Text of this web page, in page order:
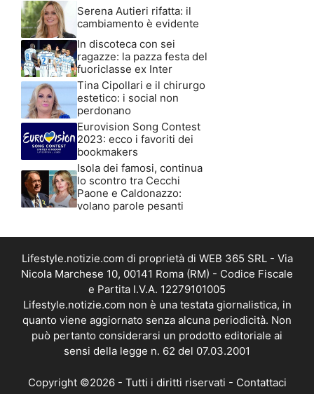
Serena Autieri rifatta: il
cambiamento è evidente
In discoteca con sei
ragazze: la pazza festa del
fuoriclasse ex Inter
Tina Cipollari e il chirurgo
estetico: i social non
perdonano
Eurovision Song Contest
2023: ecco i favoriti dei
bookmakers
Isola dei famosi, continua
lo scontro tra Cecchi
Paone e Caldonazzo:
volano parole pesanti
Lifestyle.notizie.com di proprietà di WEB 365 SRL - Via
Nicola Marchese 10, 00141 Roma (RM) - Codice Fiscale
e Partita I.V.A. 12279101005
Lifestyle.notizie.com non è una testata giornalistica, in
quanto viene aggiornato senza alcuna periodicità. Non
può pertanto considerarsi un prodotto editoriale ai
sensi della legge n. 62 del 07.03.2001
Copyright ©2026 - Tutti i diritti riservati - Contattaci